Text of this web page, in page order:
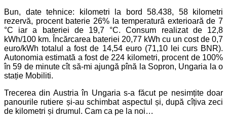
Bun, date tehnice: kilometri la bord 58.438, 58 kilometri
rezervă, procent baterie 26% la temperatură exterioară de 7
°C iar a bateriei de 19,7 °C. Consum realizat de 12,8
kWh/100 km. Încărcarea bateriei 20,77 kWh cu un cost de 0,7
euro/kWh totalul a fost de 14,54 euro (71,10 lei curs BNR).
Autonomia estimată a fost de 224 kilometri, procent de 100%
în 59 de minute cît să-mi ajungă pînă la Sopron, Ungaria la o
stație Mobiliti.
Trecerea din Austria în Ungaria s-a făcut pe nesimțite doar
panourile rutiere și-au schimbat aspectul și, după cîțiva zeci
de kilometri și drumul. Cam ca pe la noi…